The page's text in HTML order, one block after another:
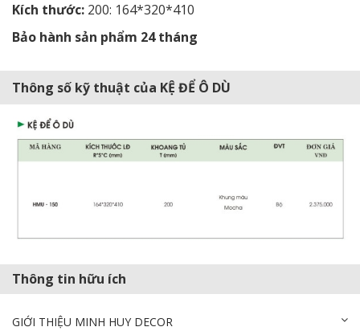
Kích thước: 200: 164*320*410
Bảo hành sản phẩm 24 tháng
Thông số kỹ thuật của KỆ ĐỂ Ô DÙ
Thông tin hữu ích
GIỚI THIỆU MINH HUY DECOR